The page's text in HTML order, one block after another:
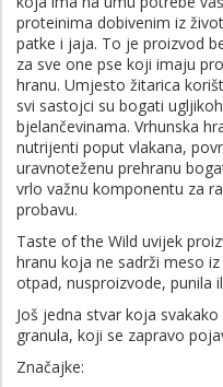
proteinima dobivenim iz
patke i jaja. To je proizvod
za sve one pse koji imaju
hranu. Umjesto žitarica
svi sastojci su bogati
bjelančevinama. Vrhunska
nutrijenti poput vlakana,
uravnoteženu prehranu
vrlo važnu komponentu za
probavu.
Taste of the Wild uvijek
hranu koja ne sadrži meso
otpad, nusproizvode, punila
Još jedna stvar koja
granula, koji se zapravo
Značajke: